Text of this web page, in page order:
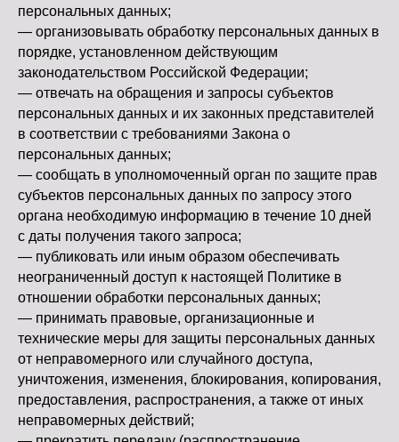
персональных данных;
— организовывать обработку персональных данных в
порядке, установленном действующим
законодательством Российской Федерации;
— отвечать на обращения и запросы субъектов
персональных данных и их законных представителей
в соответствии с требованиями Закона о
персональных данных;
— сообщать в уполномоченный орган по защите прав
субъектов персональных данных по запросу этого
органа необходимую информацию в течение 10 дней
с даты получения такого запроса;
— публиковать или иным образом обеспечивать
неограниченный доступ к настоящей Политике в
отношении обработки персональных данных;
— принимать правовые, организационные и
технические меры для защиты персональных данных
от неправомерного или случайного доступа,
уничтожения, изменения, блокирования, копирования,
предоставления, распространения, а также от иных
неправомерных действий;